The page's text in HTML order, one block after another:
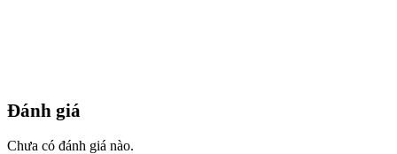
Đánh giá
Chưa có đánh giá nào.